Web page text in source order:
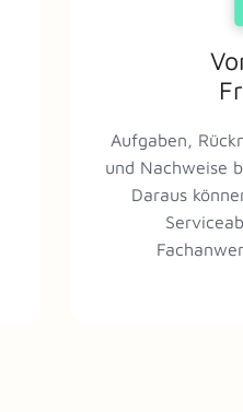
Aufgaben,
und Nachweise
Daraus